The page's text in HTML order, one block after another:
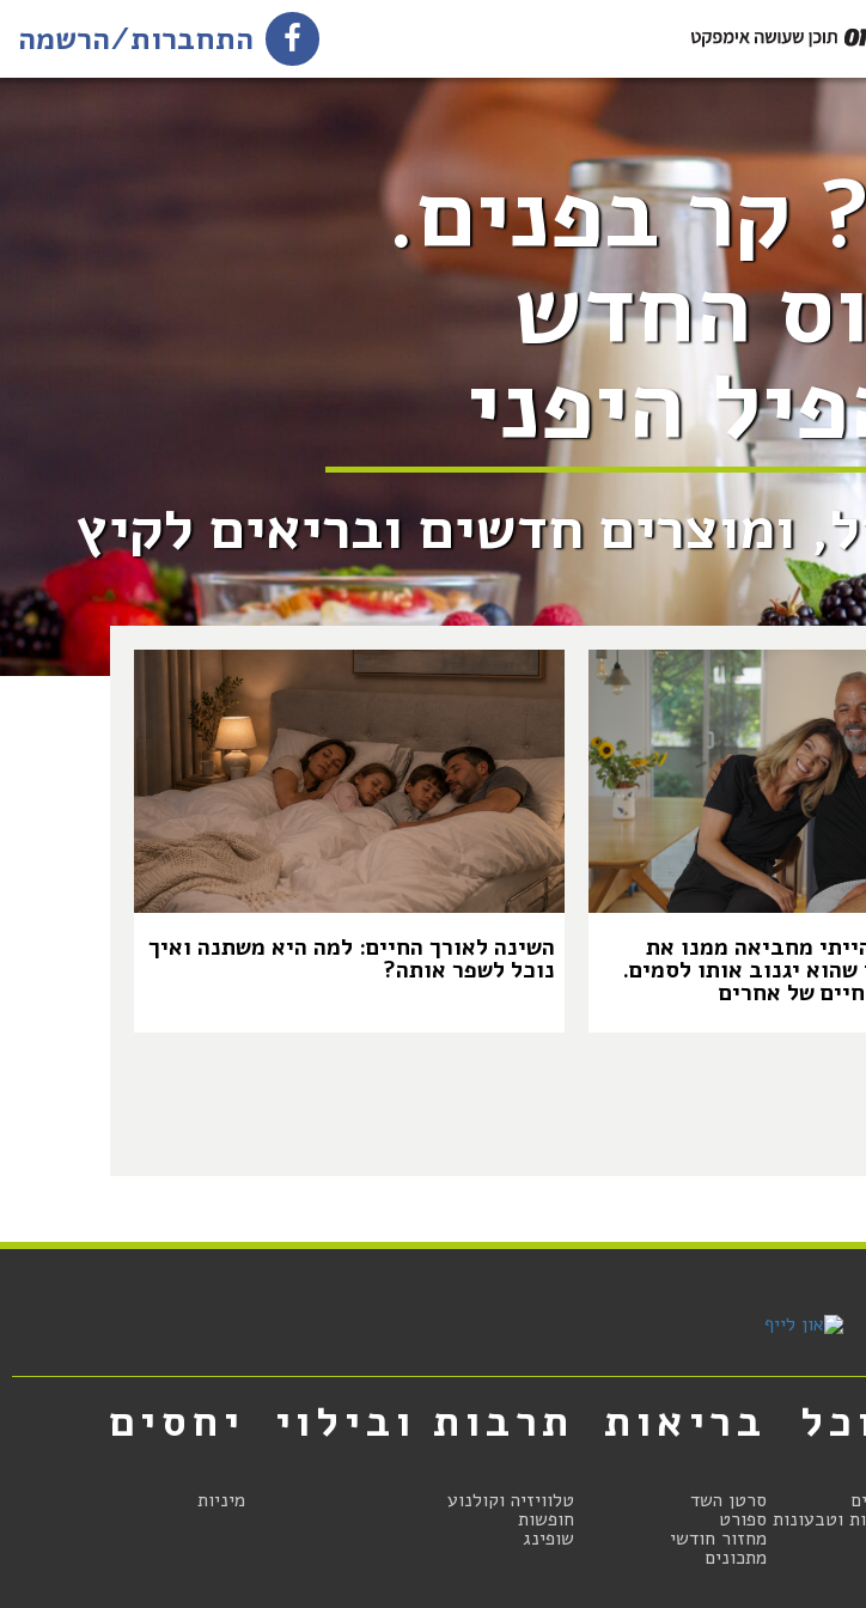
התחברות/הרשמה
קר בפנים.
החדש
היפני
ומוצרים חדשים ובריאים לקיץ
מחביאה ממנו את
יגנוב אותו לסמים.
של אחרים
השינה לאורך החיים: למה היא משתנה ואיך
נוכל לשפר אותה?
וטבעונות
בריאות
סרטן השד
ספורט
מחזור חודשי
מתכונים
תרבות ובילוי
טלוויזיה וקולנוע
חופשות
שופינג
יחסים
מיניות